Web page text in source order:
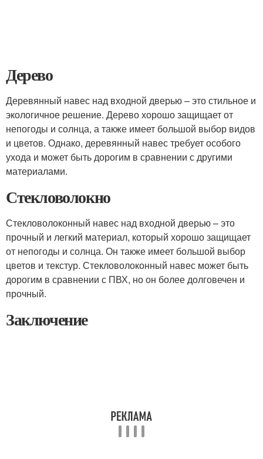
Дерево
Деревянный навес над входной дверью – это стильное и
экологичное решение. Дерево хорошо защищает от
непогоды и солнца, а также имеет большой выбор видов
и цветов. Однако, деревянный навес требует особого
ухода и может быть дорогим в сравнении с другими
материалами.
Стекловолокно
Стекловолоконный навес над входной дверью – это
прочный и легкий материал, который хорошо защищает
от непогоды и солнца. Он также имеет большой выбор
цветов и текстур. Стекловолоконный навес может быть
дорогим в сравнении с ПВХ, но он более долговечен и
прочный.
Заключение